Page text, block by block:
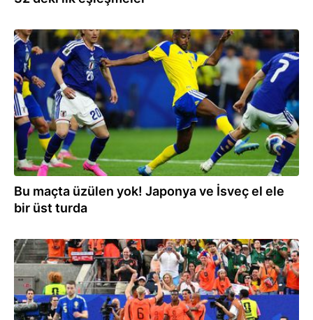
26.06.2026
Bu maçta üzülen yok! Japonya ve İsveç el ele
bir üst turda
20.06.2026